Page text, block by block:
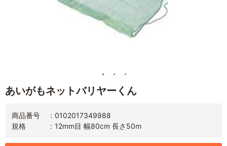
あいがもネットバリヤーくん
商品番号
0102017349988
規格
12mm目 幅80cm 長さ50m